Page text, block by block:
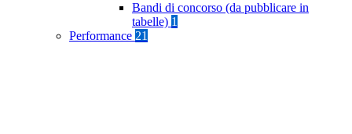
Bandi di concorso (da pubblicare in
tabelle) 1
Performance 21